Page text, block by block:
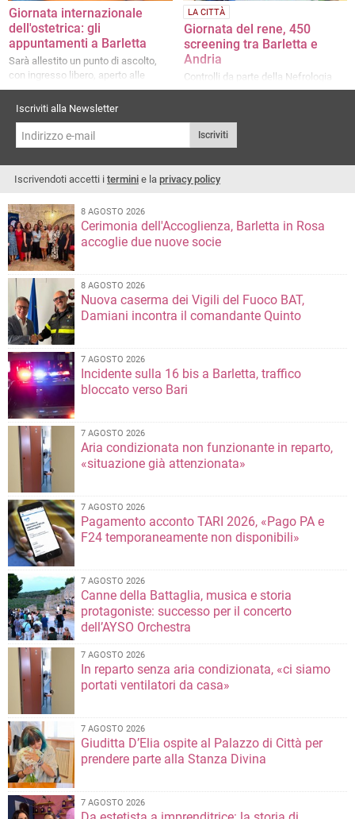
Giornata internazionale
dell'ostetrica: gli
appuntamenti a Barletta
Sarà allestito un punto di ascolto,
con ingresso libero, aperto alle
donne
LA CITTÀ
Giornata del rene, 450
screening tra Barletta e
Andria
Controlli da parte della Nefrologia
anche al carcere di Trani
Iscriviti alla Newsletter
Iscriviti
Iscrivendoti accetti i termini e la privacy policy
8 AGOSTO 2026
Cerimonia dell'Accoglienza, Barletta in Rosa
accoglie due nuove socie
8 AGOSTO 2026
Nuova caserma dei Vigili del Fuoco BAT,
Damiani incontra il comandante Quinto
7 AGOSTO 2026
Incidente sulla 16 bis a Barletta, traffico
bloccato verso Bari
7 AGOSTO 2026
Aria condizionata non funzionante in reparto,
«situazione già attenzionata»
7 AGOSTO 2026
Pagamento acconto TARI 2026, «Pago PA e
F24 temporaneamente non disponibili»
7 AGOSTO 2026
Canne della Battaglia, musica e storia
protagoniste: successo per il concerto
dell’AYSO Orchestra
7 AGOSTO 2026
In reparto senza aria condizionata, «ci siamo
portati ventilatori da casa»
7 AGOSTO 2026
Giuditta D’Elia ospite al Palazzo di Città per
prendere parte alla Stanza Divina
7 AGOSTO 2026